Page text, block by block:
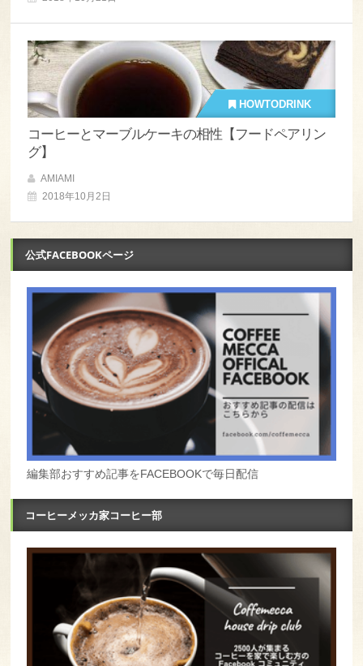
HOWTODRINK
コーヒーとマーブルケーキの相性【フードペアリン
グ】
AMIAMI
2018年10月2日
公式FACEBOOKページ
編集部おすすめ記事をFACEBOOKで毎日配信
コーヒーメッカ家コーヒー部